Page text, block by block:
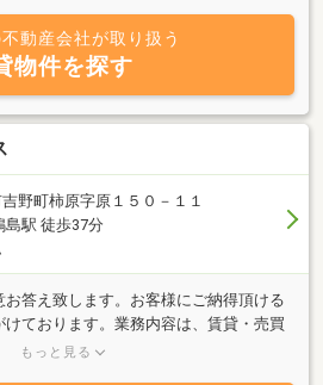
す。当社は建築メインの会社でもありま
相談も対応致します。また、今人気の新
市出来島でご検討中の方は早めのお問い
お仕事帰りのご案内はご予約いただけ
です☆
動産会社が取り扱う
物件を探す
野町柿原字原１５０－１１
島駅 徒歩37分
答え致します。お客様にご納得頂ける
ております。業務内容は、賃貸・売買
アパート・マンション・店舗・事務所・
もっと見る